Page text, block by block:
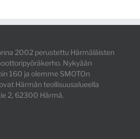
2002 perustettu Härmäläisten
Nykyään
160 ja olemme SMOTOn
Härmän teollisuusalueella
2, 62300 Härmä.